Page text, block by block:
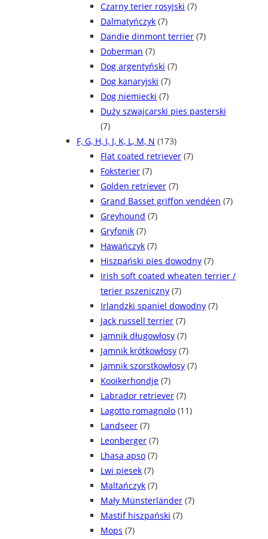
Czarny terier rosyjski (7)
Dalmatyńczyk (7)
Dandie dinmont terrier (7)
Doberman (7)
Dog argentyński (7)
Dog kanaryjski (7)
Dog niemiecki (7)
Duży szwajcarski pies pasterski
(7)
F, G, H, I, J, K, L, M, N (173)
Flat coated retriever (7)
Foksterier (7)
Golden retriever (7)
Grand Basset griffon vendéen (7)
Greyhound (7)
Gryfonik (7)
Hawańczyk (7)
Hiszpański pies dowodny (7)
Irish soft coated wheaten terrier /
terier pszeniczny (7)
Irlandzki spaniel dowodny (7)
Jack russell terrier (7)
Jamnik długowłosy (7)
Jamnik krótkowłosy (7)
Jamnik szorstkowłosy (7)
Kooikerhondje (7)
Labrador retriever (7)
Lagotto romagnolo (11)
Landseer (7)
Leonberger (7)
Lhasa apso (7)
Lwi piesek (7)
Maltańczyk (7)
Mały Münsterländer (7)
Mastif hiszpański (7)
Mops (7)